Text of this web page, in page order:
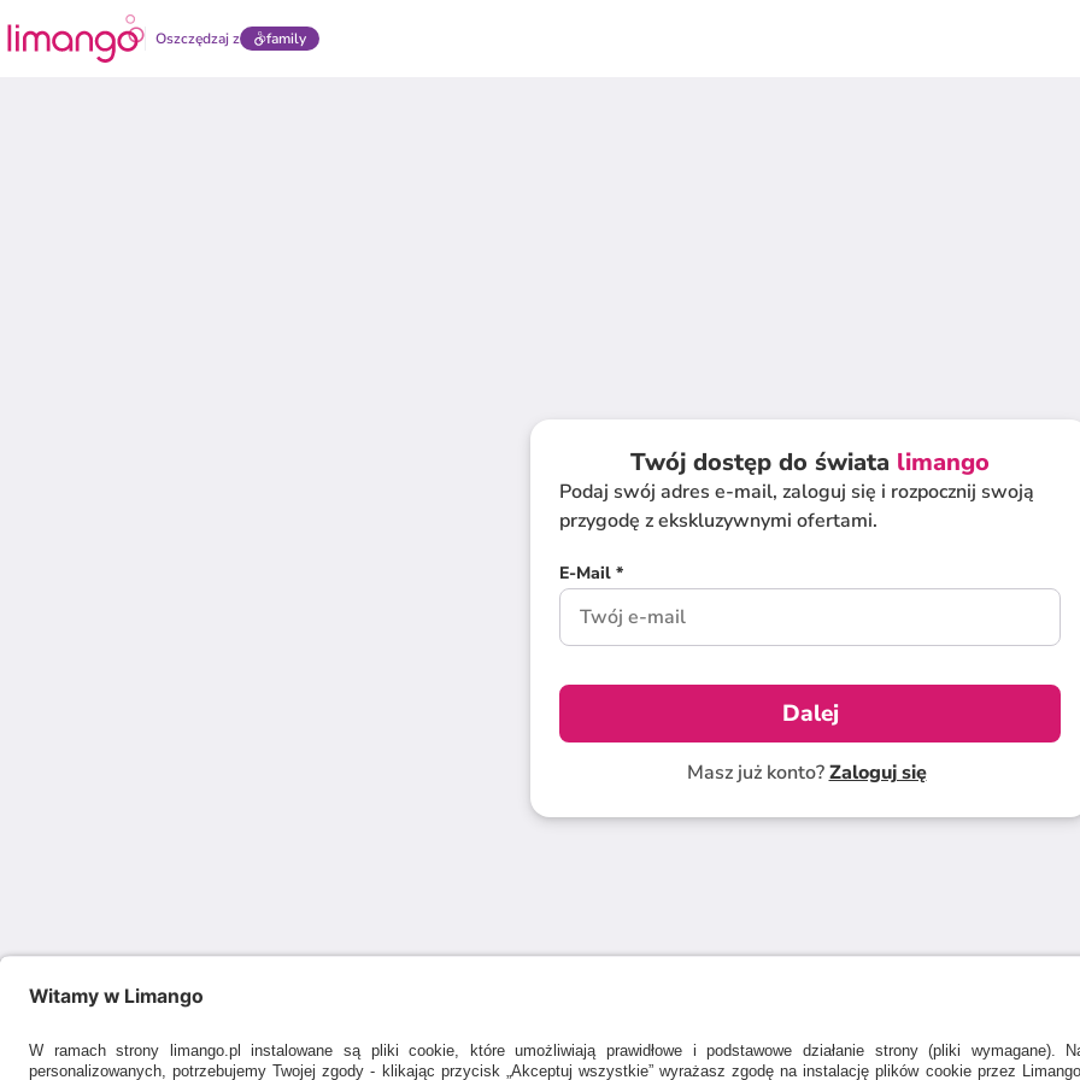
Oszczędzaj z family
Twój dostęp do świata limango
Podaj swój adres e-mail, zaloguj się i rozpocznij swoją
przygodę z ekskluzywnymi ofertami.
E-Mail *
Dalej
Masz już konto?Zaloguj się